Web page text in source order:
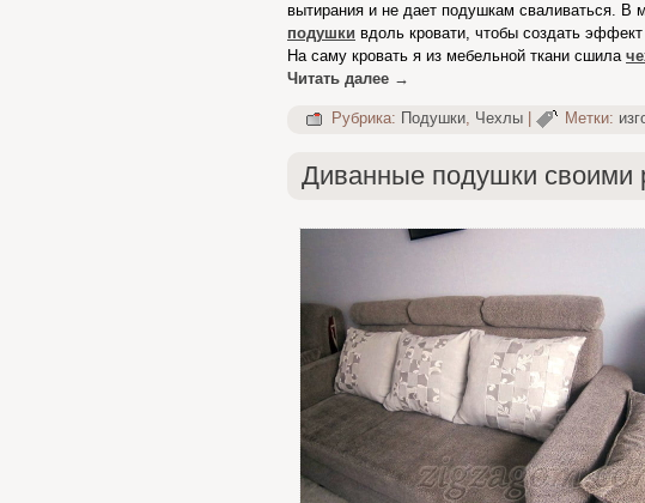
вытирания и не дает подушкам сваливаться. В
подушки вдоль кровати, чтобы создать
На саму кровать я из мебельной ткани сшила
Читать далее →
Рубрика: Подушки, Чехлы Метки:
Диванные подушки своими